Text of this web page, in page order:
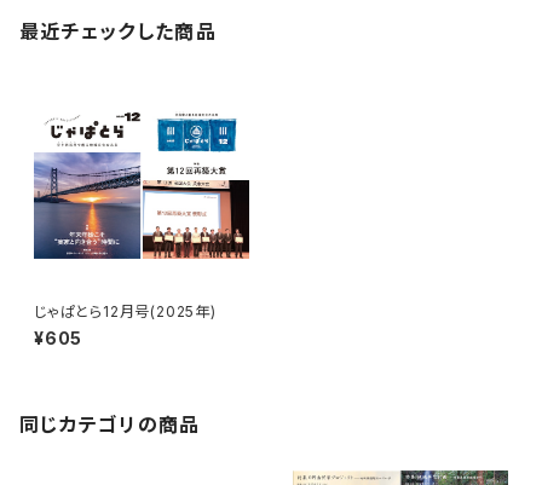
最近チェックした商品
じゃぱとら12月号(2025年)
¥605
同じカテゴリの商品